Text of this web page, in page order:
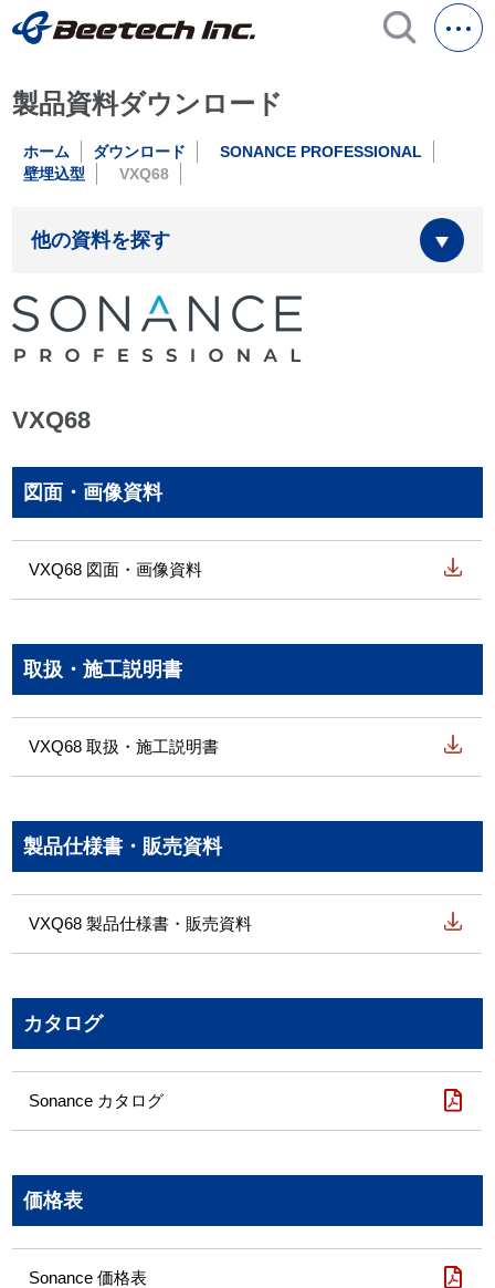
製品資料ダウンロード
ホーム ダウンロード
SONANCE PROFESSIONAL
壁埋込型
VXQ68
他の資料を探す
VXQ68
図面・画像資料
VXQ68 図面・画像資料
取扱・施工説明書
VXQ68 取扱・施工説明書
製品仕様書・販売資料
VXQ68 製品仕様書・販売資料
カタログ
Sonance カタログ
価格表
Sonance 価格表